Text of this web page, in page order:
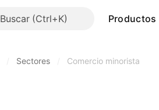
Buscar Productos
Sectores Comercio minorista